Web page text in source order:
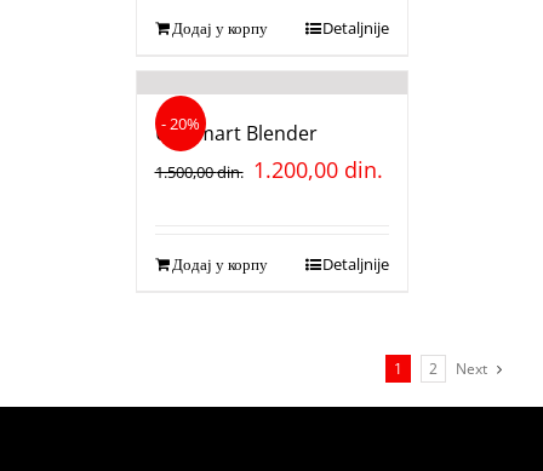
Додај у корпу Detaljnije
- 20%
US Smart Blender
1.500,00din. 1.200,00 din.
Додај у корпу Detaljnije
1 2 Next